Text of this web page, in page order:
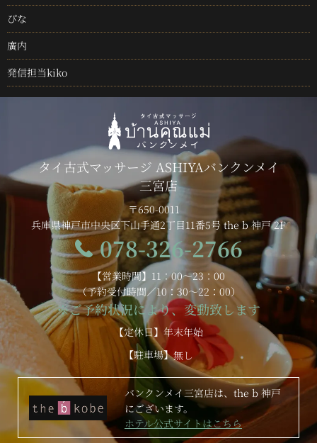
ぴな
廣内
発信担当kiko
タイ古式マッサージ ASHIYAバンクンメイ
三宮店
〒650-0011
兵庫県神戸市中央区下山手通2丁目11番5号 the b 神戸 2F
078-326-2766
【営業時間】11：00～23：00
（予約受付時間／10：30～22：00）
※ご予約状況により、変動致します
【定休日】年末年始
【駐車場】無し
バンクンメイ三宮店は、the b 神戸
にございます。
ホテル公式サイトはこちら